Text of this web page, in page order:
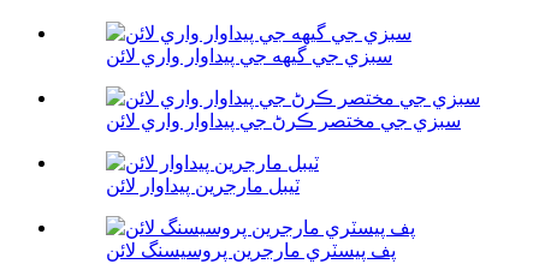
سبزي جي گيهه جي پيداوار واري لائن
سبزي جي مختصر ڪرڻ جي پيداوار واري لائن
ٽيبل مارجرين پيداوار لائن
پف پيسٽري مارجرين پروسيسنگ لائن